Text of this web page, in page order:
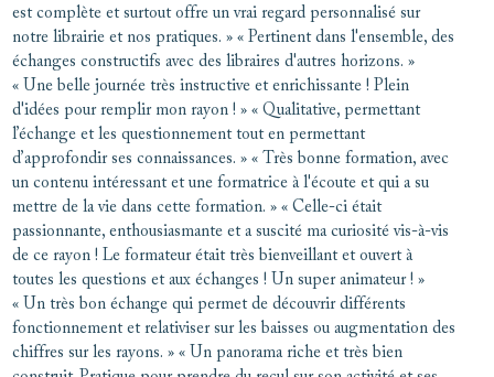
est complète et surtout offre un vrai regard personnalisé sur
notre librairie et nos pratiques. » « Pertinent dans l'ensemble, des
échanges constructifs avec des libraires d'autres horizons. »
« Une belle journée très instructive et enrichissante ! Plein
d'idées pour remplir mon rayon ! » « Qualitative, permettant
l’échange et les questionnement tout en permettant
d’approfondir ses connaissances. » « Très bonne formation, avec
un contenu intéressant et une formatrice à l'écoute et qui a su
mettre de la vie dans cette formation. » « Celle-ci était
passionnante, enthousiasmante et a suscité ma curiosité vis-à-vis
de ce rayon ! Le formateur était très bienveillant et ouvert à
toutes les questions et aux échanges ! Un super animateur ! »
« Un très bon échange qui permet de découvrir différents
fonctionnement et relativiser sur les baisses ou augmentation des
chiffres sur les rayons. » « Un panorama riche et très bien